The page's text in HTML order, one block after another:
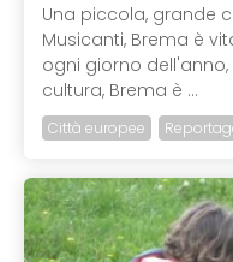
Una piccola, grande
Musicanti, Brema è
ogni giorno
cultura, Brema è ...
Città europee